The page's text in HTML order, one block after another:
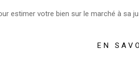
estimer votre bien sur le marché à sa
EN